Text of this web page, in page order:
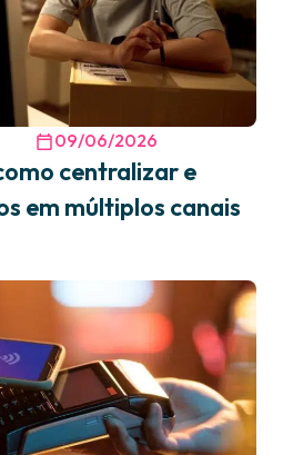
09/06/2026
centralizar e
em múltiplos canais